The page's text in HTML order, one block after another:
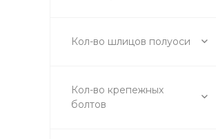
Кол-во шлицов полуоси
Кол-во крепежных
болтов